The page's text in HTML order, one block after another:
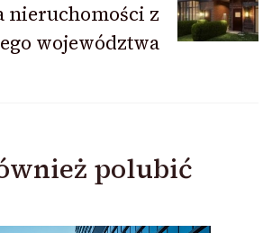
nieruchomości z
województwa
polubić